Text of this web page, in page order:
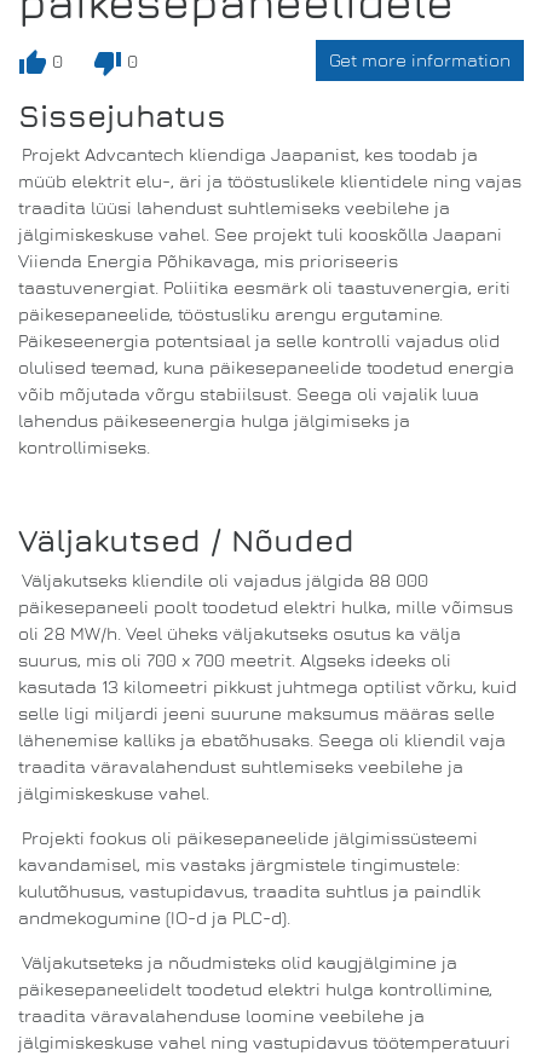
thumb_up 0 thumb_down 0 Get more information
Sissejuhatus
Projekt Advcantech kliendiga Jaapanist, kes toodab ja
müüb elektrit elu-, äri ja tööstuslikele klientidele ning vajas
traadita lüüsi lahendust suhtlemiseks veebilehe ja
jälgimiskeskuse vahel. See projekt tuli kooskõlla Jaapani
Viienda Energia Põhikavaga, mis prioriseeris
taastuvenergiat. Poliitika eesmärk oli taastuvenergia, eriti
päikesepaneelide, tööstusliku arengu ergutamine.
Päikeseenergia potentsiaal ja selle kontrolli vajadus olid
olulised teemad, kuna päikesepaneelide toodetud energia
võib mõjutada võrgu stabiilsust. Seega oli vajalik luua
lahendus päikeseenergia hulga jälgimiseks ja
kontrollimiseks.
Väljakutsed / Nõuded
Väljakutseks kliendile oli vajadus jälgida 88 000
päikesepaneeli poolt toodetud elektri hulka, mille võimsus
oli 28 MW/h. Veel üheks väljakutseks osutus ka välja
suurus, mis oli 700 x 700 meetrit. Algseks ideeks oli
kasutada 13 kilomeetri pikkust juhtmega optilist võrku, kuid
selle ligi miljardi jeeni suurune maksumus määras selle
lähenemise kalliks ja ebatõhusaks. Seega oli kliendil vaja
traadita väravalahendust suhtlemiseks veebilehe ja
jälgimiskeskuse vahel.
Projekti fookus oli päikesepaneelide jälgimissüsteemi
kavandamisel, mis vastaks järgmistele tingimustele:
kulutõhusus, vastupidavus, traadita suhtlus ja paindlik
andmekogumine (IO-d ja PLC-d).
Väljakutseteks ja nõudmisteks olid kaugjälgimine ja
päikesepaneelidelt toodetud elektri hulga kontrollimine,
traadita väravalahenduse loomine veebilehe ja
jälgimiskeskuse vahel ning vastupidavus töötemperatuuri